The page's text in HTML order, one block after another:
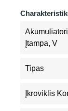
Įtampa, V
Tipas
Įkroviklis